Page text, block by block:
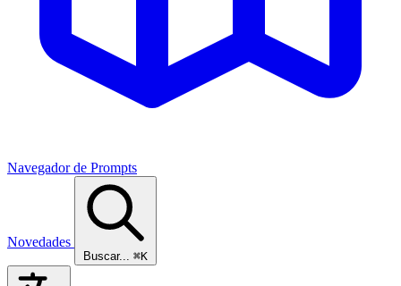
Navegador de Prompts
Novedades
Buscar... ⌘K